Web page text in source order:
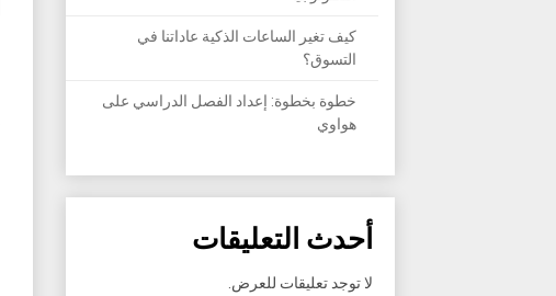
كيف تغير الساعات الذكية عاداتنا في
التسوق؟
خطوة بخطوة: إعداد الفصل الدراسي على
هواوي
أحدث التعليقات
لا توجد تعليقات للعرض.